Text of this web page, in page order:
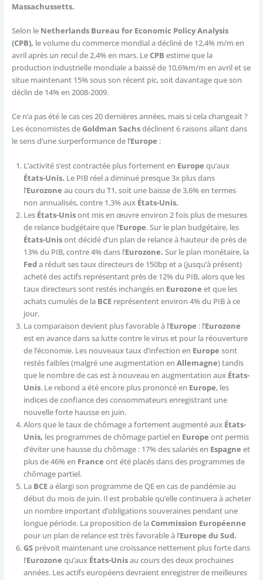
Massachussetts.
Selon le Netherlands Bureau for Economic Policy Analysis
(CPB), le volume du commerce mondial a décliné de 12,4% m/m en
avril après un recul de 2,4% en mars. LeCPB estime que la
production industrielle mondiale a baissé de 10,6%m/m en avril et se
situe maintenant 15% sous son récent pic, soit davantage que son
déclin de 14% en 2008-2009.
Ce n’a pas été le cas ces 20 dernières années, mais si cela changeait ?
Les économistes deGoldman Sachsdéclinent 6 raisons allant dans
le sens d’une surperformance de l’Europe :
L’activité s’est contractée plus fortement en Europe qu’aux
États-Unis. Le PIB réel a diminué presque 3x plus dans
l’Eurozone au cours du T1, soit une baisse de 3,6% en termes
non annualisés, contre 1,3% aux États-Unis.
Les États-Unisont mis en œuvre environ 2 fois plus de mesures
de relance budgétaire que l’Europe. Sur le plan budgétaire, les
États-Unisont décidé d’un plan de relance à hauteur de près de
13% du PIB, contre 4% dans l’Eurozone. Sur le plan monétaire, la
Feda réduit ses taux directeurs de 150bp et a (jusqu’à présent)
acheté des actifs représentant près de 12% du PIB, alors que les
taux directeurs sont restés inchangés en Eurozone et que les
achats cumulés de la BCE représentent environ 4% du PIB à ce
jour.
La comparaison devient plus favorable à l’Europe : l’Eurozone
est en avance dans sa lutte contre le virus et pour la réouverture
de l’économie. Les nouveaux taux d’infection en Europe sont
restés faibles (malgré une augmentation en Allemagne) tandis
que le nombre de cas est à nouveau en augmentation aux États-
Unis. Le rebond a été encore plus prononcé en Europe, les
indices de confiance des consommateurs enregistrant une
nouvelle forte hausse en juin.
Alors que le taux de chômage a fortement augmenté aux États-
Unis, les programmes de chômage partiel en Europe ont permis
d’éviter une hausse du chômage : 17% des salariés en Espagne et
plus de 46% en France ont été placés dans des programmes de
chômage partiel.
La BCEa élargi son programme de QE en cas de pandémie au
début du mois de juin. Il est probable qu’elle continuera à acheter
un nombre important d’obligations souveraines pendant une
longue période. La proposition de laCommission Européenne
pour un plan de relance est très favorable à l’Europe du Sud.
GS prévoit maintenant une croissance nettement plus forte dans
l’Eurozone qu’aux États-Unisau cours des deux prochaines
années. Les actifs européens devraient enregistrer de meilleures